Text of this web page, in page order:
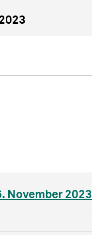
November 2023